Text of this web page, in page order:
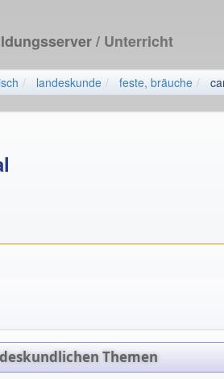
/ Unterricht
landeskunde feste, bräuche
Themen